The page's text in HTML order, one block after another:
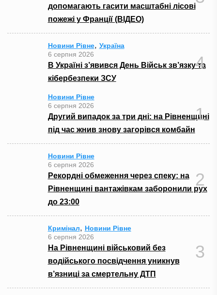
допомагають гасити масштабні лісові
пожежі у Франції (ВІДЕО)
Новини Рівне, Україна
6 серпня 2026
В Україні з’явився День Військ зв’язку та
кібербезпеки ЗСУ
4
Новини Рівне
6 серпня 2026
Другий випадок за три дні: на Рівненщині
під час жнив знову загорівся комбайн
1
Новини Рівне
6 серпня 2026
Рекордні обмеження через спеку: на
Рівненщині вантажівкам заборонили рух
до 23:00
2
Кримінал, Новини Рівне
6 серпня 2026
На Рівненщині військовий без
водійського посвідчення уникнув
в’язниці за смертельну ДТП
3